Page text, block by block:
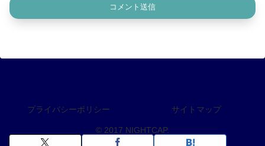
プライバシーポリシー サイトマップ
© 2017 NIGHTCAP.